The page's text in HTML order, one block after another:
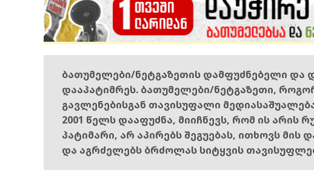
ბათუმელები/ნეტგაზეთის დამფუძნებელი
დააპატიმრეს. ბათუმელები/ნეტგაზეთი,
გავლენებისგან თავისუფალი
2001 წელს დააფუძნა, მიიჩნევს, რომ ის არის
პატიმარი, არ აპირებს შეგუებას, ითხოვს
და აგრძელებს ბრძოლას სიტყვის